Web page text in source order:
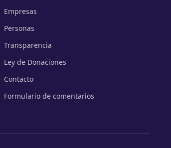
Empresas
Personas
Transparencia
Ley de Donaciones
Contacto
Formulario de comentarios